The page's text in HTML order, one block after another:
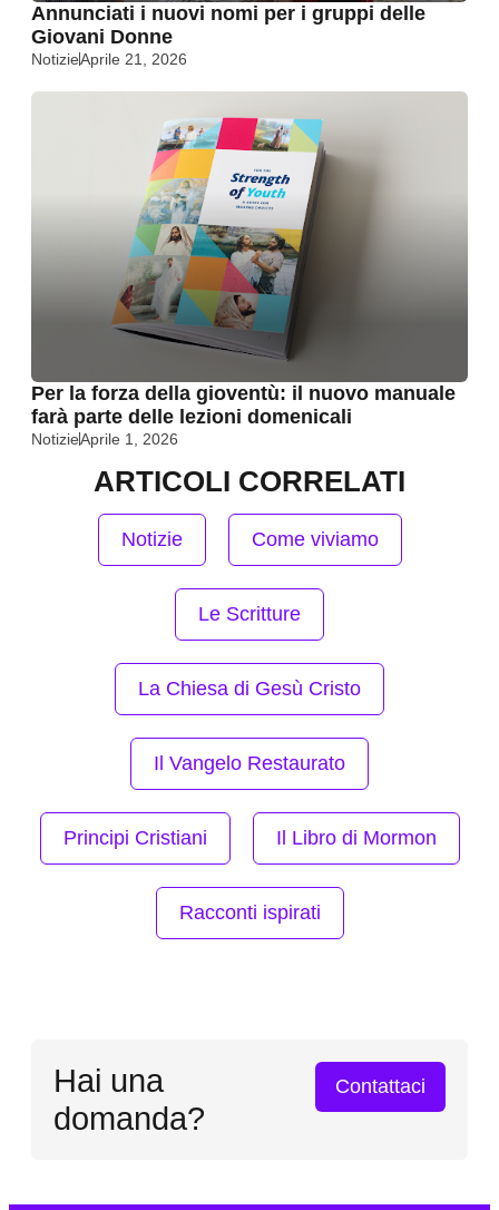
Annunciati i nuovi nomi per i gruppi delle
Giovani Donne
NotizieAprile 21, 2026
Per la forza della gioventù: il nuovo manuale
farà parte delle lezioni domenicali
NotizieAprile 1, 2026
ARTICOLI CORRELATI
Notizie Come viviamo
Le Scritture
La Chiesa di Gesù Cristo
Il Vangelo Restaurato
Principi Cristiani Il Libro di Mormon
Racconti ispirati
Hai una
domanda?
Contattaci